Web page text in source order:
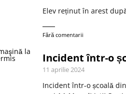
Elev reținut în arest
Fără comentarii
Incident într-o
11 aprilie 2024
Incident într-o școală